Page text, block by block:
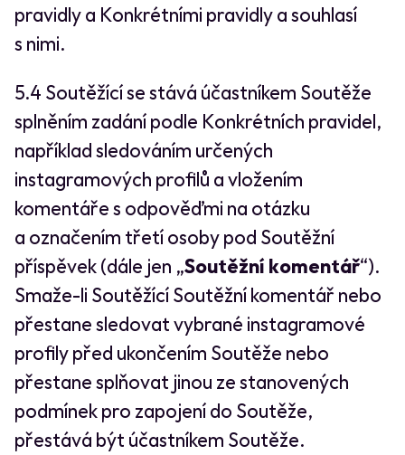
pravidly a Konkrétními pravidly a souhlasí
s nimi.
5.4 Soutěžící se stává účastníkem Soutěže
splněním zadání podle Konkrétních pravidel,
například sledováním určených
instagramových profilů a vložením
komentáře s odpověďmi na otázku
a označením třetí osoby pod Soutěžní
příspěvek (dále jen „Soutěžní komentář“).
Smaže-li Soutěžící Soutěžní komentář nebo
přestane sledovat vybrané instagramové
profily před ukončením Soutěže nebo
přestane splňovat jinou ze stanovených
podmínek pro zapojení do Soutěže,
přestává být účastníkem Soutěže.